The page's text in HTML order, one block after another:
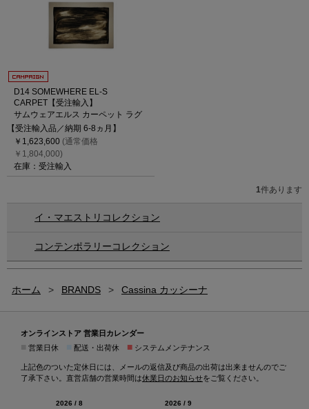
D14 SOMEWHERE EL-S
CARPET【受注輸入】
サムウェアエルス カーペット ラグ
【受注輸入品／納期 6-8ヵ月】
￥1,623,600 (通常価格
￥1,804,000)
在庫：受注輸入
1件あります
イ・マエストリコレクション
コンテンポラリーコレクション
ホーム > BRANDS > Cassina カッシーナ
オンラインストア 営業日カレンダー
営業日休 配送・出荷休 ■ システムメンテナンス
上記色のついた定休日には、メールの返信及び商品の出荷は出来ませんのでご
了承下さい。直営店舗の営業時間は休業日のお知らせをご覧ください。
2026 / 8
2026 / 9